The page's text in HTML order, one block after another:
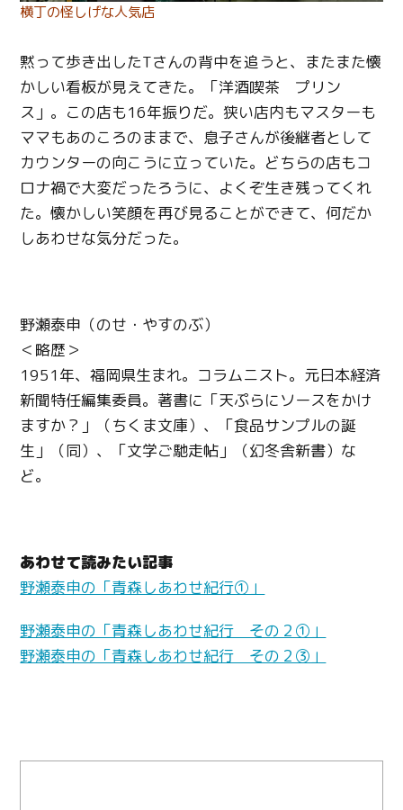
横丁の怪しげな人気店
黙って歩き出したTさんの背中を追うと、またまた懐
かしい看板が見えてきた。「洋酒喫茶 プリン
ス」。この店も16年振りだ。狭い店内もマスターも
ママもあのころのままで、息子さんが後継者として
カウンターの向こうに立っていた。どちらの店もコ
ロナ禍で大変だったろうに、よくぞ生き残ってくれ
た。懐かしい笑顔を再び見ることができて、何だか
しあわせな気分だった。
野瀬泰申（のせ・やすのぶ）
＜略歴＞
1951年、福岡県生まれ。コラムニスト。元日本経済
新聞特任編集委員。著書に「天ぷらにソースをかけ
ますか？」（ちくま文庫）、「食品サンプルの誕
生」（同）、「文学ご馳走帖」（幻冬舎新書）な
ど。
あわせて読みたい記事
野瀬泰申の「青森しあわせ紀行①」
野瀬泰申の「青森しあわせ紀行 その２①」
野瀬泰申の「青森しあわせ紀行 その２③」